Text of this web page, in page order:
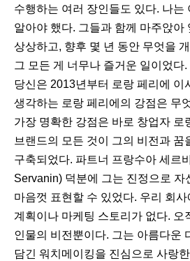
수행하는 여러 장인들도 있다. 나는
알아야 했다. 그들과 함께 마주앉아
상상하고, 향후 몇 년 동안 무엇을
그 모든 게 너무나 즐거운 일이었다.
당신은 2013년부터 로랑 페리에 이
생각하는 로랑 페리에의 강점은 무
가장 명확한 강점은 바로 창업자 로
브랜드의 모든 것이 그의 비전과 꿈
구축되었다. 파트너 프랑수아 세르
Servanin) 덕분에 그는 진정으로 자
마음껏 표현할 수 있었다. 우리 회
계획이나 마케팅 스토리가 없다. 오
인물의 비전뿐이다. 그는 아름다운
담긴 워치메이킹을 진심으로 사랑